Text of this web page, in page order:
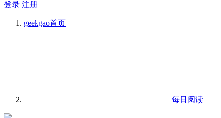
登录 注册
geekgao首页
每日阅读